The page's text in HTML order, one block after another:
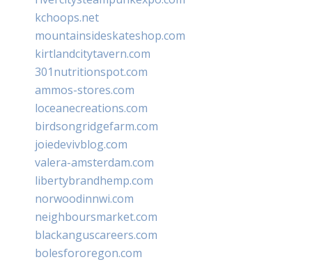
kchoops.net
mountainsideskateshop.com
kirtlandcitytavern.com
301nutritionspot.com
ammos-stores.com
loceanecreations.com
birdsongridgefarm.com
joiedevivblog.com
valera-amsterdam.com
libertybrandhemp.com
norwoodinnwi.com
neighboursmarket.com
blackanguscareers.com
bolesfororegon.com